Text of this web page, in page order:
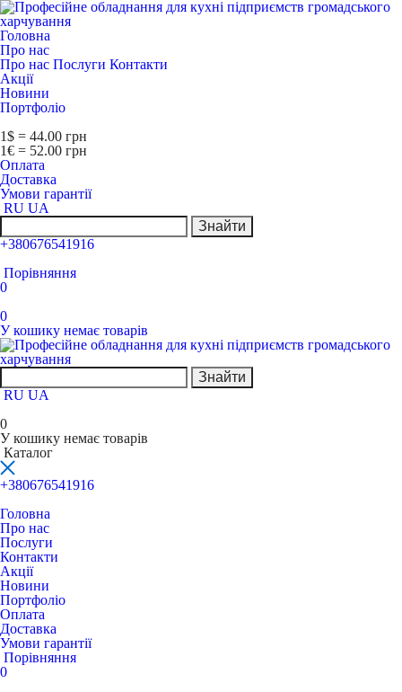
Головна
Про нас
Про нас Послуги Контакти
Акції
Новини
Портфоліо
1$ = 44.00 грн
1€ = 52.00 грн
Оплата
Доставка
Умови гарантії
RU UA
Знайти
+380676541916
Порівняння
0
0
У кошику немає товарів
Знайти
RU UA
0
У кошику немає товарів
Каталог
+380676541916
Головна
Про нас
Послуги
Контакти
Акції
Новини
Портфоліо
Оплата
Доставка
Умови гарантії
Порівняння
0